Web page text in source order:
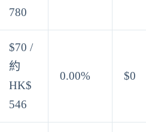
780
$70 /
約
HK$
546
0.00% $0